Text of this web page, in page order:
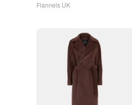
Flannels UK